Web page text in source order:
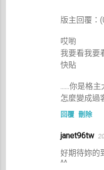
版主回覆：
哎喲
我要看我要
快貼
......你是格
怎麼變成過
回覆 刪除
janet96tw
好期待妳的
^^